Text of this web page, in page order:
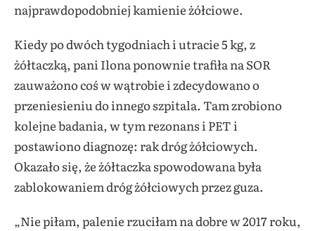
najprawdopodobniej kamienie żółciowe.
Kiedy po dwóch tygodniach i utracie 5 kg, z
żółtaczką, pani Ilona ponownie trafiła na SOR
zauważono coś w wątrobie i zdecydowano o
przeniesieniu do innego szpitala. Tam zrobiono
kolejne badania, w tym rezonans i PET i
postawiono diagnozę: rak dróg żółciowych.
Okazało się, że żółtaczka spowodowana była
zablokowaniem dróg żółciowych przez guza.
„Nie piłam, palenie rzuciłam na dobre w 2017 roku,